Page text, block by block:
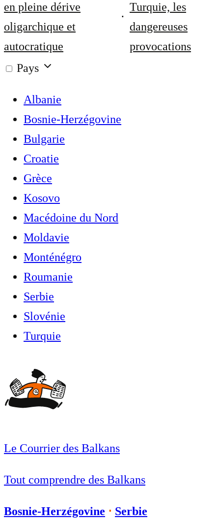
en pleine dérive
oligarchique et
autocratique
Turquie, les
dangereuses
provocations
Pays
Albanie
Bosnie-Herzégovine
Bulgarie
Croatie
Grèce
Kosovo
Macédoine du Nord
Moldavie
Monténégro
Roumanie
Serbie
Slovénie
Turquie
Le Courrier des Balkans
Tout comprendre des Balkans
Bosnie-Herzégovine ⋅ Serbie